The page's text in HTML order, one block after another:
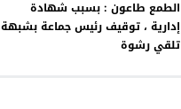
الطمع طاعون : بسبب شهادة
إدارية ، توقيف رئيس جماعة بشبهة
تلقي رشوة